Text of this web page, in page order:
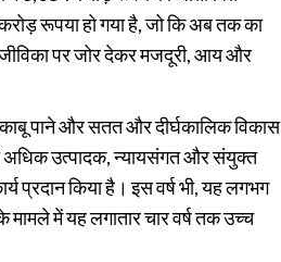
रूपया हो गया है, जो कि अब तक का
पर जोर देकर मजदूरी, आय और
पाने और सतत और दीर्घकालिक विकास
अधिक उत्पादक, न्यायसंगत और संयुक्त
प्रदान किया है। इस वर्ष भी, यह लगभग
मामले में यह लगातार चार वर्ष तक उच्च